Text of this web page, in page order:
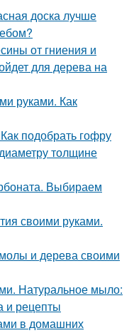
доска лучше
от гниения и
для дерева на
руками. Как
подобрать гофру
толщине
Выбираем
своими руками.
и дерева своими
Натуральное мыло:
и рецепты
в домашних